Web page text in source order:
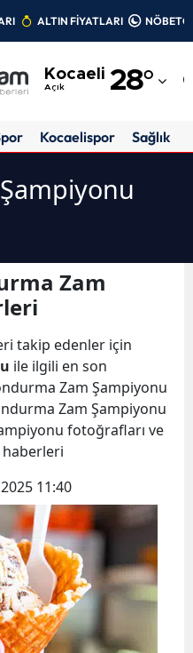
ALTIN FİYATLARI
Kocaeli
Açık 28°
Adıyaman
Amasya
Antalya
Aydın
Balıkesir
Bilecik
Bingöl
Bitlis
Bolu
Burdur
Bursa
Çanakkale
Kocaelispor Sağlık
Zam
takip edenler için
ile ilgili en son
Zam Şampiyonu
Zam Şampiyonu
fotoğrafları ve
11:40